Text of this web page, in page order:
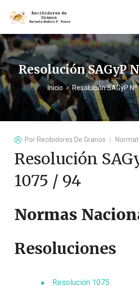
Resolución SAGyP
Inicio Resolución SAGyP
Por Recibidores De Granos
Resolución
1075 / 94
Normas
Resoluciones
Resolución 1075